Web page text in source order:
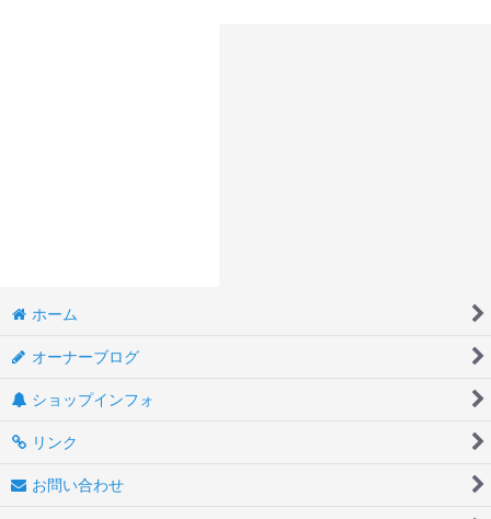
ホーム
オーナーブログ
ショップインフォ
リンク
お問い合わせ